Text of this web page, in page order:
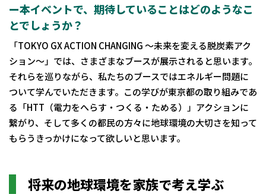
ー本イベントで、期待していることはどのようなこ
とでしょうか？
「TOKYO GX ACTION CHANGING ～未来を変える脱炭素アク
ション～」では、さまざまなブースが展示されると思います。
それらを巡りながら、私たちのブースではエネルギー問題に
ついて学んでいただきます。この学びが東京都の取り組みであ
る「HTT（電力をへらす・つくる・ためる）」アクションに
繋がり、そして多くの都民の方々に地球環境の大切さを知って
もらうきっかけになって欲しいと思います。
将来の地球環境を家族で考え学ぶ